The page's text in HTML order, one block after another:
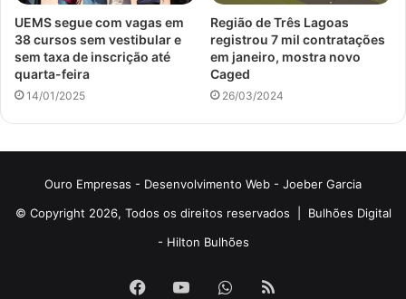
UEMS segue com vagas em
38 cursos sem vestibular e
sem taxa de inscrição até
quarta-feira
14/01/2025
Região de Três Lagoas
registrou 7 mil contratações
em janeiro, mostra novo
Caged
26/03/2024
Ouro Empresas - Desenvolvimento Web - Joeber Garcia
© Copyright 2026, Todos os direitos reservados | Bulhões Digital
- Hilton Bulhões
Facebook
YouTubeWhatsApp
RSS